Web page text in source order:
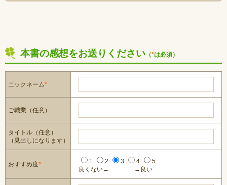
本書の感想をお送りください （*は必須）
ニックネーム*
ご職業（任意）
タイトル（任意）
（見出しになります）
おすすめ度* 1 2 3 4
5
良くない←
→良い